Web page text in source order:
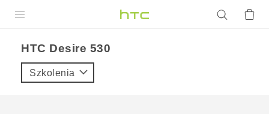
VIVE
HTC Desire 530‎
Szkolenia